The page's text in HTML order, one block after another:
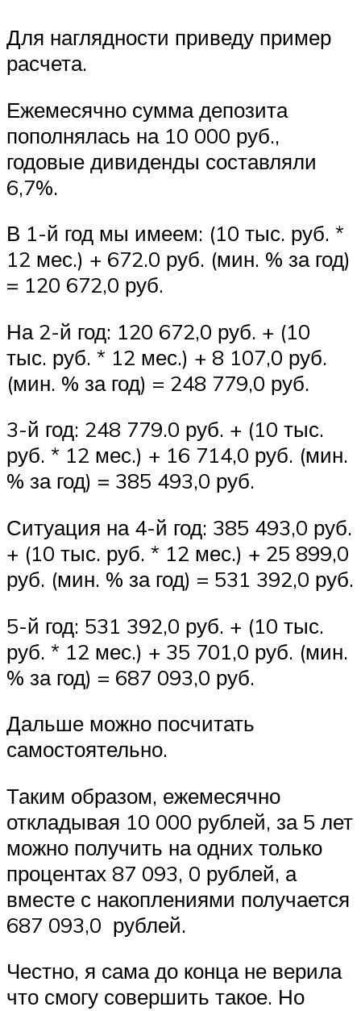
Для наглядности приведу пример
расчета.
Ежемесячно сумма депозита
пополнялась на 10 000 руб.,
годовые дивиденды составляли
6,7%.
В 1-й год мы имеем: (10 тыс. руб. *
12 мес.) + 672.0 руб. (мин. % за год)
= 120 672,0 руб.
На 2-й год: 120 672,0 руб. + (10
тыс. руб. * 12 мес.) + 8 107,0 руб.
(мин. % за год) = 248 779,0 руб.
3-й год: 248 779.0 руб. + (10 тыс.
руб. * 12 мес.) + 16 714,0 руб. (мин.
% за год) = 385 493,0 руб.
Ситуация на 4-й год: 385 493,0 руб.
+ (10 тыс. руб. * 12 мес.) + 25 899,0
руб. (мин. % за год) = 531 392,0 руб.
5-й год: 531 392,0 руб. + (10 тыс.
руб. * 12 мес.) + 35 701,0 руб. (мин.
% за год) = 687 093,0 руб.
Дальше можно посчитать
самостоятельно.
Таким образом, ежемесячно
откладывая 10 000 рублей, за 5 лет
можно получить на одних только
процентах 87 093, 0 рублей, а
вместе с накоплениями получается
687 093,0 рублей.
Честно, я сама до конца не верила
что смогу совершить такое. Но